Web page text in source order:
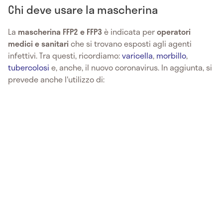
Chi deve usare la mascherina
La mascherina FFP2 e FFP3 è indicata peroperatori
medici e sanitariche si trovano esposti agli agenti
infettivi. Tra questi, ricordiamo:varicella, morbillo,
tubercolosi e, anche, il nuovo coronavirus. In aggiunta, si
prevede anche l'utilizzo di: